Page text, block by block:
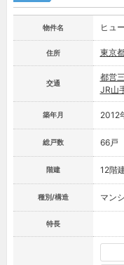
物件名 ヒュ
住所 東京
交通
都営
JR山
築年月 2012
総戸数 66戸
階建 12階
種別/構造 マン
特長